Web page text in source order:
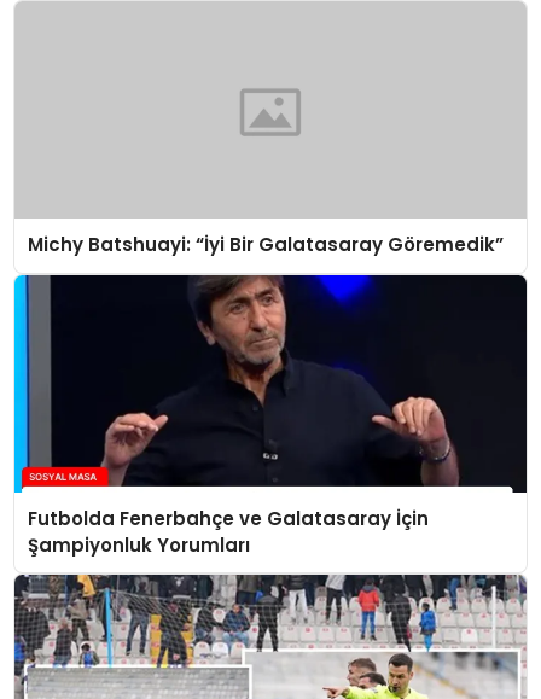
Michy Batshuayi: “İyi Bir Galatasaray Göremedik”
Futbolda Fenerbahçe ve Galatasaray İçin
Şampiyonluk Yorumları